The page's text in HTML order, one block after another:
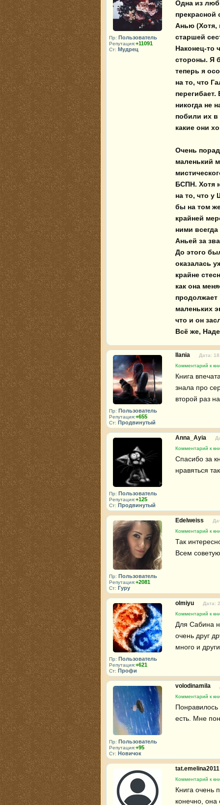
Пр: Пользователь
Репутация:+11091
Ст: Мудрец
Одна из
прекрасной
Анью (Хотя,
старшей
Наконец-то
стороны. Я
теперь я
на то, что
никогда не
побили их в
какие они
Очень
маленький
БСПН. Хотя
на то, что у
бы на том
крайней
ними
Аньей за
До этого
оказалась
крайне
как она
продолжает
маленьких
что и он
Всё же,
Пр: Пользователь
Репутация:+655
Ст: Продвинутый
Ilania
Дата:
Комментарий к
Книга
знала про
второй раз
Пр: Пользователь
Репутация:+125
Ст: Продвинутый
Anna_Ayia
Комментарий к
Спасибо за
нравяться
Пр: Пользователь
Репутация:+2081
Ст: Гуру
Edelweiss
Комментарий к
Так
Всем советую
Пр: Пользователь
Репутация:+621
Ст: Профи
olmiyu
Дата:
Комментарий к
Для Сабина
очень друг
много и
Пр: Пользователь
Репутация:+95
Ст: Новичок
volodinamila
Комментарий к
Понравилось
есть. Мне
Комментарий к
Книга очень
конечно, она